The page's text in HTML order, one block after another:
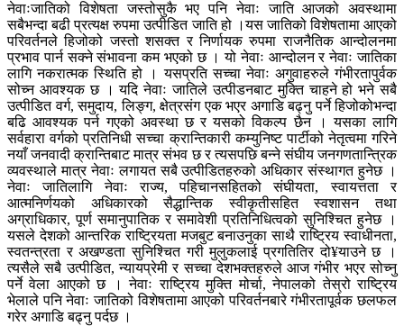
नेवाःजातिको विशेषता जस्तोसुकै भए पनि नेवाः जाति आजको अवस्थामा
सबैभन्दा बढी प्रत्यक्ष रुपमा उत्पीडित जाति हो ।यस जातिको विशेषतामा आएको
परिवर्तनले हिजोको जस्तो शसक्त र निर्णायक रुपमा राजनैतिक आन्दोलनमा
प्रभाव पार्न सक्ने संभावना कम भएको छ । यो नेवाः आन्दोलन र नेवाः जातिका
लागि नकरात्मक स्थिति हो । यसप्रति सच्चा नेवाः अगुवाहरुले गंभीरतापुर्वक
सोच्न आवश्यक छ । यदि नेवाः जातिले उत्पीडनबाट मुक्ति चाहने हो भने सबै
उत्पीडित वर्ग, समुदाय, लिङ्ग, क्षेत्रसंग एक भएर अगाडि बढ्नु पर्ने हिजोकोभन्दा
बढि आवश्यक पर्न गएको अवस्था छ र यसको विकल्प छैन । यसका लागि
सर्वहारा वर्गको प्रतिनिधी सच्चा क्रान्तिकारी कम्युनिष्ट पार्टीको नेतृत्वमा गरिने
नयाँ जनवादी क्रान्तिबाट मात्र संभव छ र त्यसपछि बन्ने संघीय जनगणतान्त्रिक
व्यवस्थाले मात्र नेवाः लगायत सबै उत्पीडितहरुको अधिकार संस्थागत हुनेछ ।
नेवाः जातिलागि नेवाः राज्य, पहिचानसहितको संघीयता, स्वायत्तता र
आत्मनिर्णयको अधिकारको सैद्धान्तिक स्वीकृतीसहित स्वशासन तथा
अग्राधिकार, पूर्ण समानुपातिक र समावेशी प्रतिनिधित्वको सुनिश्चित हुनेछ ।
यसले देशको आन्तरिक राष्ट्रियता मजबुट बनाउनुका साथै राष्ट्रिय स्वाधीनता,
स्वतन्त्रता र अखण्डता सुनिश्चित गरी मुलुकलाई प्रगतितिर दो¥याउने छ ।
त्यसैले सबै उत्पीडित, न्यायप्रेमी र सच्चा देशभक्तहरुले आज गंभीर भएर सोच्नु
पर्ने वेला आएको छ । नेवाः राष्ट्रिय मुक्ति मोर्चा, नेपालको तेस्रो राष्ट्रिय
भेलाले पनि नेवाः जातिको विशेषतामा आएको परिवर्तनबारे गंभीरतापूर्वक छलफल
गरेर अगाडि बढ्नु पर्दछ ।